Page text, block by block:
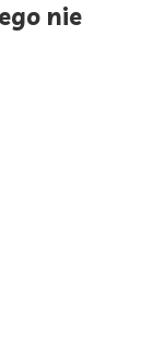
nie